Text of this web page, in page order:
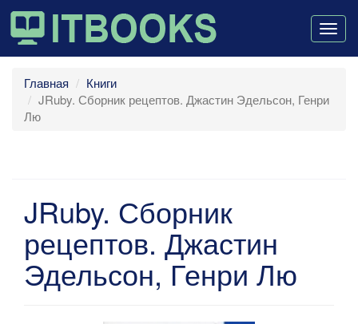
Главная
Книги
JRuby. Сборник рецептов. Джастин Эдельсон, Генри
Лю
JRuby. Сборник
рецептов. Джастин
Эдельсон, Генри Лю